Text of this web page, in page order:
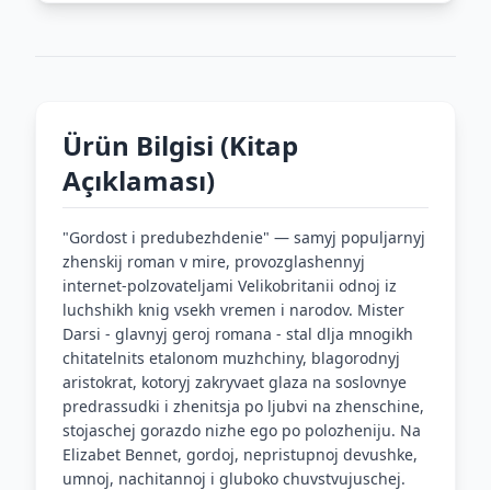
Ürün Bilgisi (Kitap
Açıklaması)
"Gordost i predubezhdenie" — samyj populjarnyj
zhenskij roman v mire, provozglashennyj
internet-polzovateljami Velikobritanii odnoj iz
luchshikh knig vsekh vremen i narodov. Mister
Darsi - glavnyj geroj romana - stal dlja mnogikh
chitatelnits etalonom muzhchiny, blagorodnyj
aristokrat, kotoryj zakryvaet glaza na soslovnye
predrassudki i zhenitsja po ljubvi na zhenschine,
stojaschej gorazdo nizhe ego po polozheniju. Na
Elizabet Bennet, gordoj, nepristupnoj devushke,
umnoj, nachitannoj i gluboko chuvstvujuschej.